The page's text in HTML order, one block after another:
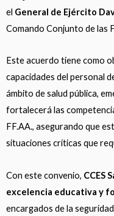
el General de Ejército
Comando Conjunto de las
Este acuerdo tiene como
capacidades del personal
ámbito de salud pública,
fortalecerá las
FF.AA., asegurando que
situaciones críticas que
Con este convenio, CCES
excelencia educativa y
encargados de la